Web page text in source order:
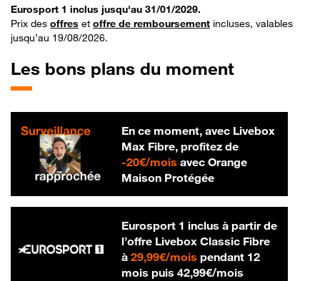
Eurosport 1 inclus jusqu'au 31/01/2029.
Prix des offres et offre de remboursement incluses, valables
jusqu’au 19/08/2026.
Les bons plans du moment
En ce moment, avec Livebox
Max Fibre, profitez de
-20€/mois20 € par mois
avec Orange
Maison Protégée
Eurosport 1 inclus à partir de
l’offre Livebox Classic Fibre
à 29,99€/mois29,99 € par mois
pendant 12
mois puis 42,99€/mois42,99 € par